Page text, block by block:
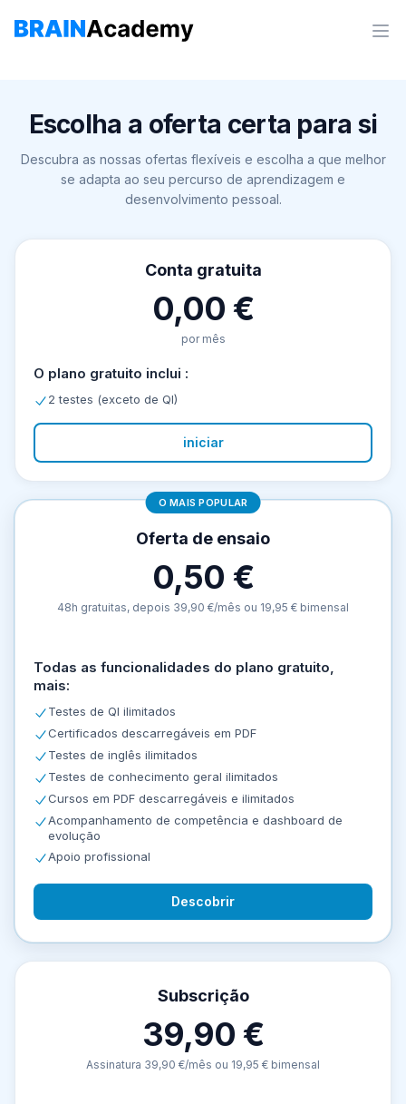
Escolha a oferta certa para si
Descubra as nossas ofertas flexíveis e escolha a que melhor
se adapta ao seu percurso de aprendizagem e
desenvolvimento pessoal.
Conta gratuita
0,00 €
por mês
O plano gratuito inclui :
2 testes (exceto de QI)
iniciar
O MAIS POPULAR
Oferta de ensaio
0,50 €
48h gratuitas, depois 39,90 €/mês ou 19,95 € bimensal
Todas as funcionalidades do plano gratuito,
mais:
Testes de QI ilimitados
Certificados descarregáveis em PDF
Testes de inglês ilimitados
Testes de conhecimento geral ilimitados
Cursos em PDF descarregáveis e ilimitados
Acompanhamento de competência e dashboard de
evolução
Apoio profissional
Descobrir
Subscrição
39,90 €
Assinatura 39,90 €/mês ou 19,95 € bimensal